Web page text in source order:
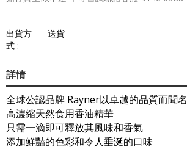
出貨方
式 :
送貨
詳情
全球公認品牌 Rayner以卓越的品質而聞名
高濃縮天然食用香油精華
只需一滴即可釋放其風味和香氣
添加鮮豔的色彩和令人垂涎的口味